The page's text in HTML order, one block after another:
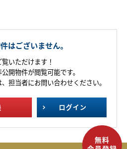
はございません。
いただけます！
開物件が閲覧可能です。
担当者にお問い合わせください。
ログイン